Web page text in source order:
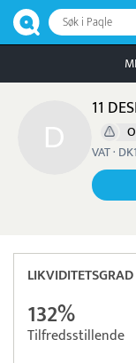
Søk i Paqle
11
VAT ·
LIKVIDITETSGRAD
132%
Tilfredsstillende